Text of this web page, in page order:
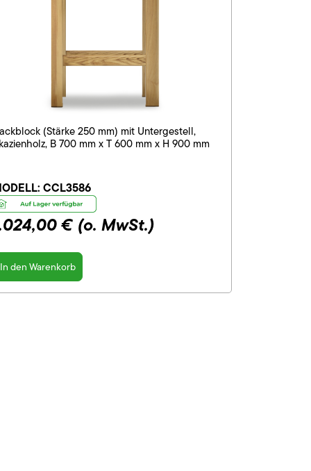
(Stärke 250 mm) mit Untergestell,
B 700 mm x T 600 mm x H 900 mm
CCL3586
€ (o. MwSt.)
In den Warenkorb